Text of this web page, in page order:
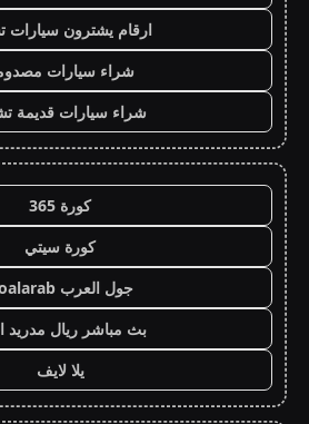
ارقام يشترون سيارات
شراء سيارات
شراء سيارات قديمة
كورة 365
كورة سيتي
جول العرب goalarab
بث مباشر ريال مدريد
يلا لايف